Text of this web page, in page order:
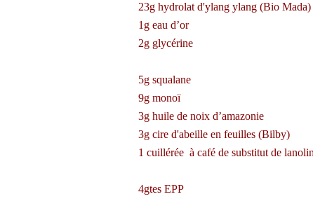
23g hydrolat d'ylang ylang (Bio Mada)
1g eau d’or
2g glycérine
5g squalane
9g monoï
3g huile de noix d’amazonie
3g cire d'abeille en feuilles (Bilby)
1 cuillérée à café de substitut de
4gtes EPP